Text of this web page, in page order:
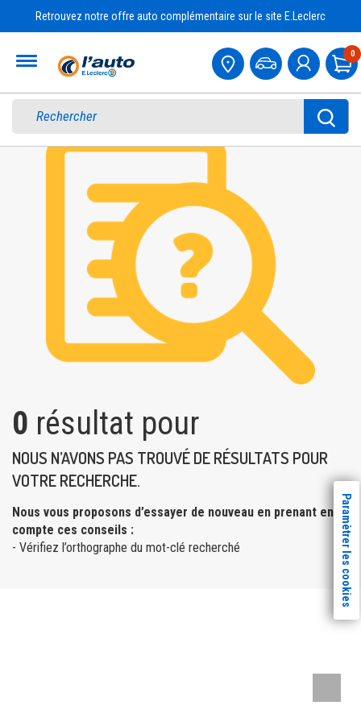
Retrouvez notre offre auto complémentaire sur le site E.Leclerc
0
0 résultat pour
NOUS N’AVONS PAS TROUVÉ DE RÉSULTATS POUR
VOTRE RECHERCHE.
Nous vous proposons d’essayer de nouveau en prenant en
compte ces conseils :
- Vérifiez l’orthographe du mot-clé recherché
Paramètrer les cookies